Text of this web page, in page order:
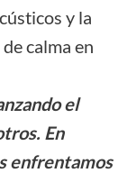
y la
calma en
el
En
enfrentamos